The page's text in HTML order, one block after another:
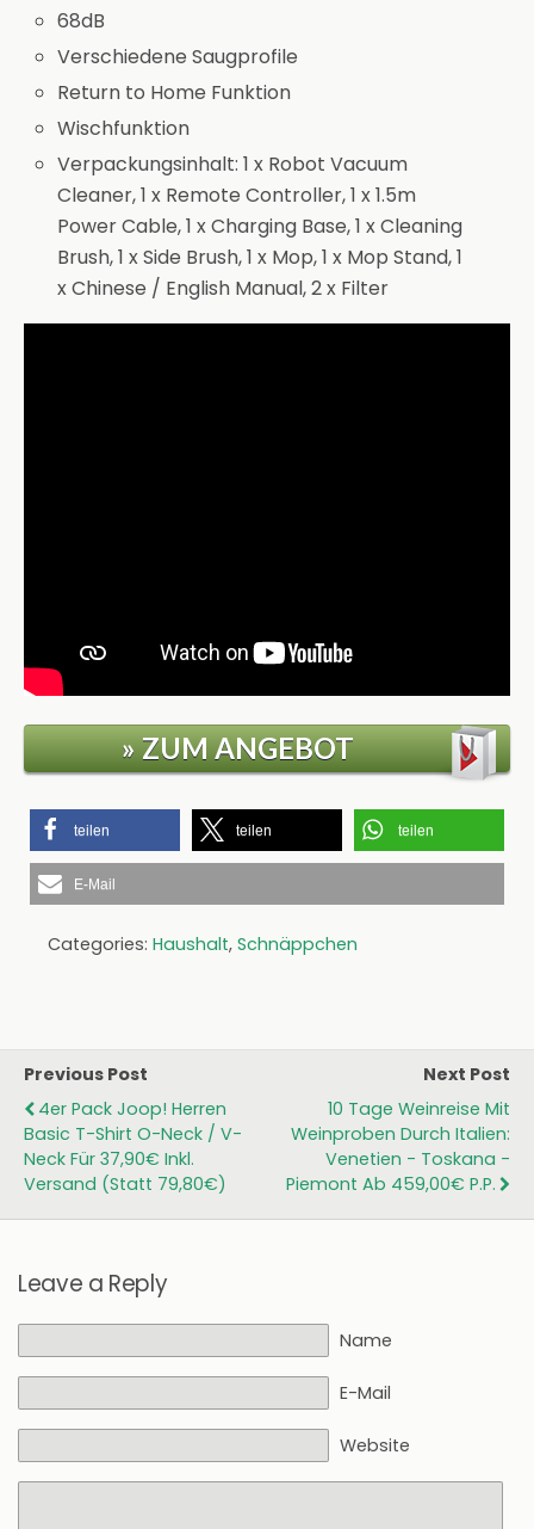
68dB
Verschiedene Saugprofile
Return to Home Funktion
Wischfunktion
Verpackungsinhalt: 1 x Robot Vacuum
Cleaner, 1 x Remote Controller, 1 x 1.5m
Power Cable, 1 x Charging Base, 1 x Cleaning
Brush, 1 x Side Brush, 1 x Mop, 1 x Mop Stand, 1
x Chinese / English Manual, 2 x Filter
» ZUM ANGEBOT
teilen teilen teilen
E-Mail
Categories: Haushalt, Schnäppchen
Previous Post
4er Pack Joop! Herren
Basic T-Shirt O-Neck / V-
Neck Für 37,90€ Inkl.
Versand (statt 79,80€)
Next Post
10 Tage Weinreise Mit
Weinproben Durch Italien:
Venetien - Toskana -
Piemont Ab 459,00€ P.P.
Leave a Reply
Name
E-Mail
Website